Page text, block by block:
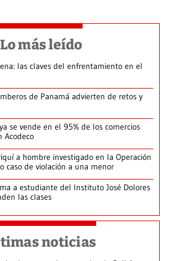
Lo más leído
las claves del enfrentamiento en el
de Panamá advierten de retos y
se vende en el 95% de los comercios
Acodeco
a hombre investigado en la Operación
caso de violación a una menor
a estudiante del Instituto José Dolores
las clases
noticias